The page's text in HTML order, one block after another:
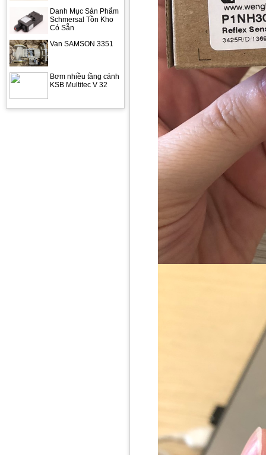
Danh Mục Sản Phẩm
Schmersal Tồn Kho
Có Sẵn
Van SAMSON 3351
Bơm nhiều tầng cánh
KSB Multitec V 32